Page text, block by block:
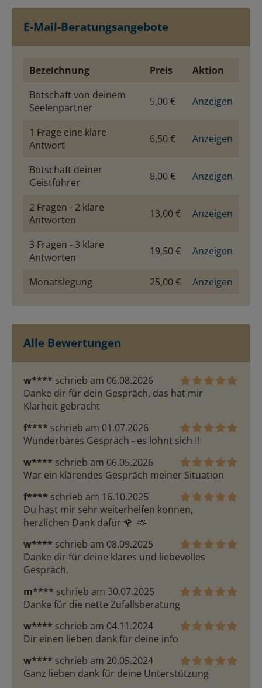
E-Mail-Beratungsangebote
Bezeichnung Preis
Aktion
Botschaft von deinem
Seelenpartner
5,00 € Anzeigen
1 Frage eine klare
Antwort
6,50 € Anzeigen
Botschaft deiner
Geistführer
8,00 € Anzeigen
2 Fragen - 2 klare
Antworten
13,00 € Anzeigen
3 Fragen - 3 klare
Antworten
19,50 € Anzeigen
Monatslegung 25,00 € Anzeigen
Alle Bewertungen
w**** schrieb am 06.08.2026
Danke dir für dein Gespräch, das hat mir
Klarheit gebracht
f**** schrieb am 01.07.2026
Wunderbares Gespräch - es lohnt sich !!
w**** schrieb am 06.05.2026
War ein klärendes Gespräch meiner Situation
f**** schrieb am 16.10.2025
Du hast mir sehr weiterhelfen können,
herzlichen Dank dafür 🌹  🫶
w**** schrieb am 08.09.2025
Danke dir für deine klares und liebevolles
Gespräch.
m**** schrieb am 30.07.2025
Danke für die nette Zufallsberatung
w**** schrieb am 04.11.2024
Dir einen lieben dank für deine info
w**** schrieb am 20.05.2024
Ganz lieben dank für deine Unterstützung